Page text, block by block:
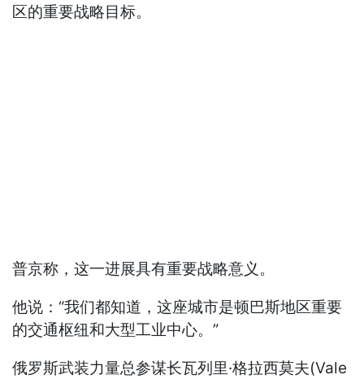
区的重要战略目标。
普京称，这一进展具有重要战略意义。
他说：“我们都知道，这座城市是顿巴斯地区重要
的交通枢纽和大型工业中心。”
俄罗斯武装力量总参谋长瓦列里·格拉西莫夫(Vale